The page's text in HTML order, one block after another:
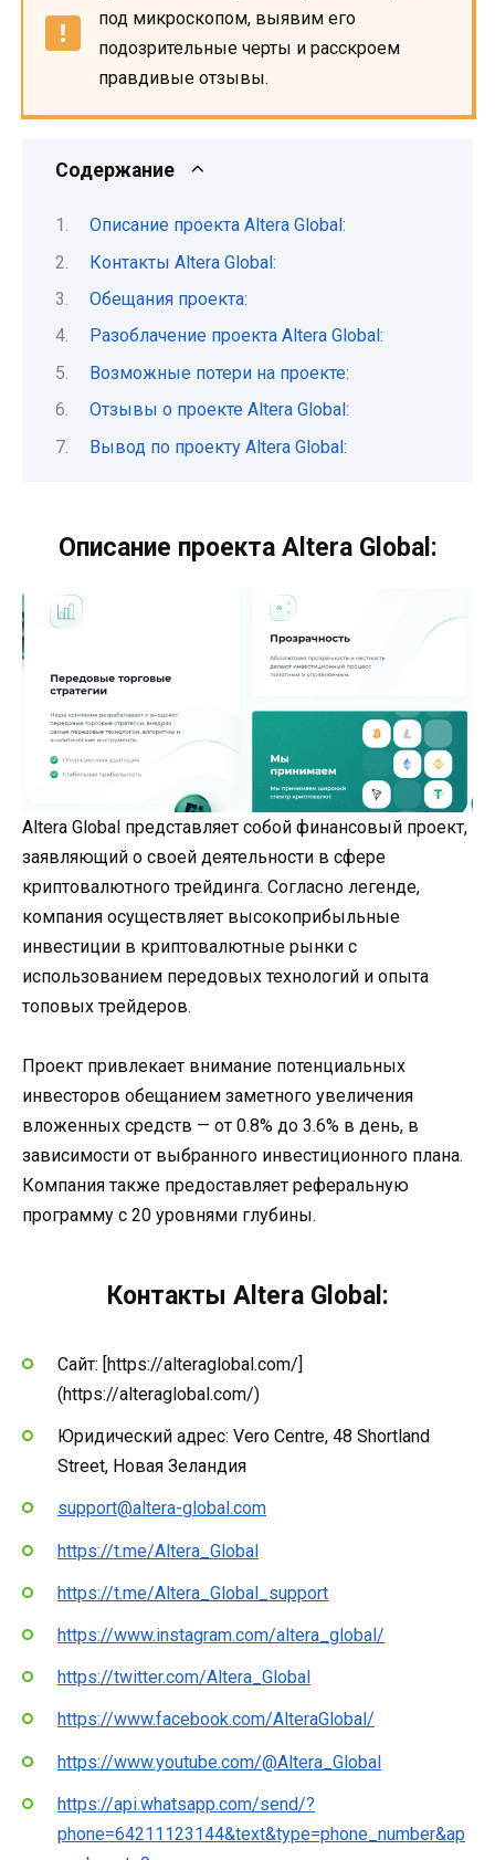
под микроскопом, выявим его
подозрительные черты и расскроем
правдивые отзывы.
Содержание
Описание проекта Altera Global:
Контакты Altera Global:
Обещания проекта:
Разоблачение проекта Altera Global:
Возможные потери на проекте:
Отзывы о проекте Altera Global:
Вывод по проекту Altera Global:
Описание проекта Altera Global:
Altera Global представляет собой финансовый проект,
заявляющий о своей деятельности в сфере
криптовалютного трейдинга. Согласно легенде,
компания осуществляет высокоприбыльные
инвестиции в криптовалютные рынки с
использованием передовых технологий и опыта
топовых трейдеров.
Проект привлекает внимание потенциальных
инвесторов обещанием заметного увеличения
вложенных средств — от 0.8% до 3.6% в день, в
зависимости от выбранного инвестиционного плана.
Компания также предоставляет реферальную
программу с 20 уровнями глубины.
Контакты Altera Global:
Сайт: [https://alteraglobal.com/]
(https://alteraglobal.com/)
Юридический адрес: Vero Centre, 48 Shortland
Street, Новая Зеландия
support@altera-global.com
https://t.me/Altera_Global
https://t.me/Altera_Global_support
https://www.instagram.com/altera_global/
https://twitter.com/Altera_Global
https://www.facebook.com/AlteraGlobal/
https://www.youtube.com/@Altera_Global
https://api.whatsapp.com/send/?
phone=64211123144&text&type=phone_number&ap